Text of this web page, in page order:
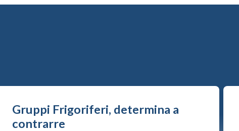
Gruppi Frigoriferi, determina a
contrarre